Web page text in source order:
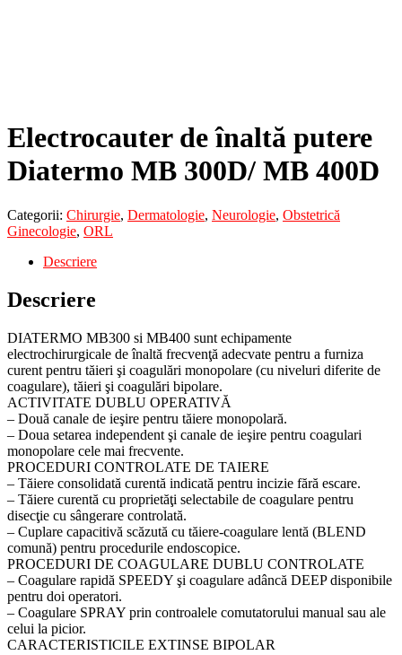
Electrocauter de înaltă putere
Diatermo MB 300D/ MB 400D
Categorii: Chirurgie, Dermatologie, Neurologie, Obstetrică
Ginecologie, ORL
Descriere
Descriere
DIATERMO MB300 si MB400 sunt echipamente
electrochirurgicale de înaltă frecvenţă adecvate pentru a furniza
curent pentru tăieri şi coagulări monopolare (cu niveluri diferite de
coagulare), tăieri şi coagulări bipolare.
ACTIVITATE DUBLU OPERATIVĂ
– Două canale de ieşire pentru tăiere monopolară.
– Doua setarea independent şi canale de ieşire pentru coagulari
monopolare cele mai frecvente.
PROCEDURI CONTROLATE DE TAIERE
– Tăiere consolidată curentă indicată pentru incizie fără escare.
– Tăiere curentă cu proprietăţi selectabile de coagulare pentru
disecţie cu sângerare controlată.
– Cuplare capacitivă scăzută cu tăiere-coagulare lentă (BLEND
comună) pentru procedurile endoscopice.
PROCEDURI DE COAGULARE DUBLU CONTROLATE
– Coagulare rapidă SPEEDY şi coagulare adâncă DEEP disponibile
pentru doi operatori.
– Coagulare SPRAY prin controalele comutatorului manual sau ale
celui la picior.
CARACTERISTICILE EXTINSE BIPOLAR